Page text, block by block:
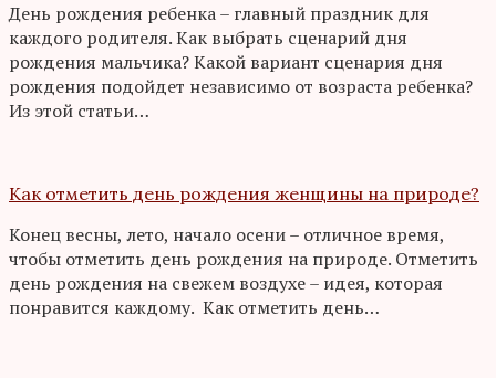
День рождения ребенка – главный праздник для
каждого родителя. Как выбрать сценарий дня
рождения мальчика? Какой вариант сценария дня
рождения подойдет независимо от возраста ребенка?
Из этой статьи…
Как отметить день рождения женщины на природе?
Конец весны, лето, начало осени – отличное время,
чтобы отметить день рождения на природе. Отметить
день рождения на свежем воздухе – идея, которая
понравится каждому. Как отметить день…